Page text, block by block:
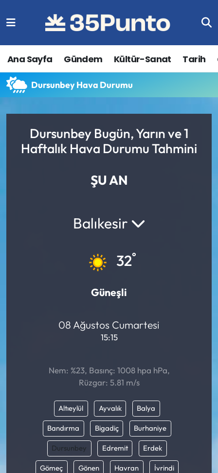
Ana Sayfa Gündem Kültür-Sanat Tarih
Dursunbey Hava Durumu
Dursunbey Bugün, Yarın ve 1
Haftalık Hava Durumu Tahmini
ŞU AN
Balıkesir
32°
Güneşli
08 Ağustos Cumartesi
15:15
Nem: %23, Basınç: 1008 hpa hPa,
Rüzgar: 5.81 m/s
Altıeylül Ayvalık Balya
Bandırma Bigadiç Burhaniye
Dursunbey Edremit Erdek
Gömeç Gönen Havran İvrindi